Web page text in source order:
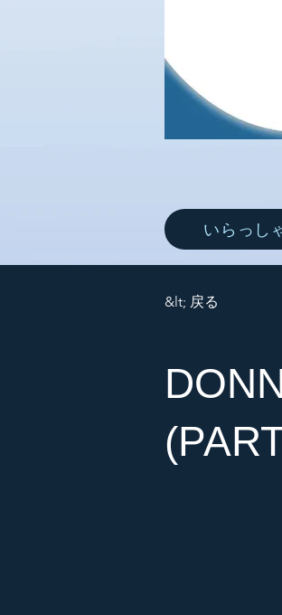
いらっし
&lt; 戻る